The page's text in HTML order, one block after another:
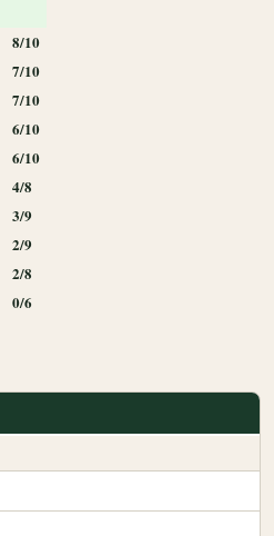
8/10
7/10
7/10
6/10
6/10
4/8
3/9
2/9
2/8
0/6